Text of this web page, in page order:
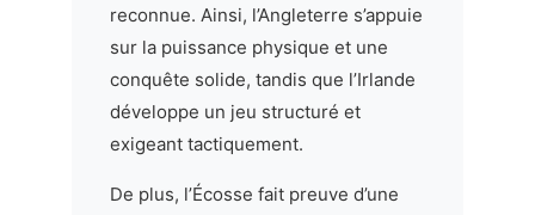
reconnue. Ainsi, l’Angleterre s’appuie
sur la puissance physique et une
conquête solide, tandis que l’Irlande
développe un jeu structuré et
exigeant tactiquement.
De plus, l’Écosse fait preuve d’une